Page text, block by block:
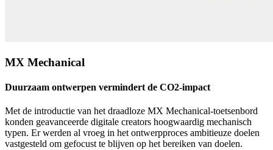
MX Mechanical
Duurzaam ontwerpen vermindert de CO2-impact
Met de introductie van het draadloze MX Mechanical-toetsenbord
konden geavanceerde digitale creators hoogwaardig mechanisch
typen. Er werden al vroeg in het ontwerpproces ambitieuze doelen
vastgesteld om gefocust te blijven op het bereiken van doelen.